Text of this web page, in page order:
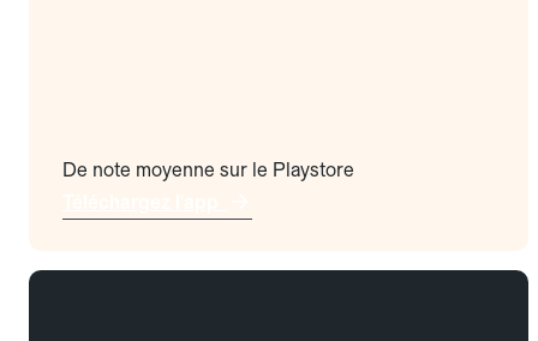
De note moyenne sur le Playstore